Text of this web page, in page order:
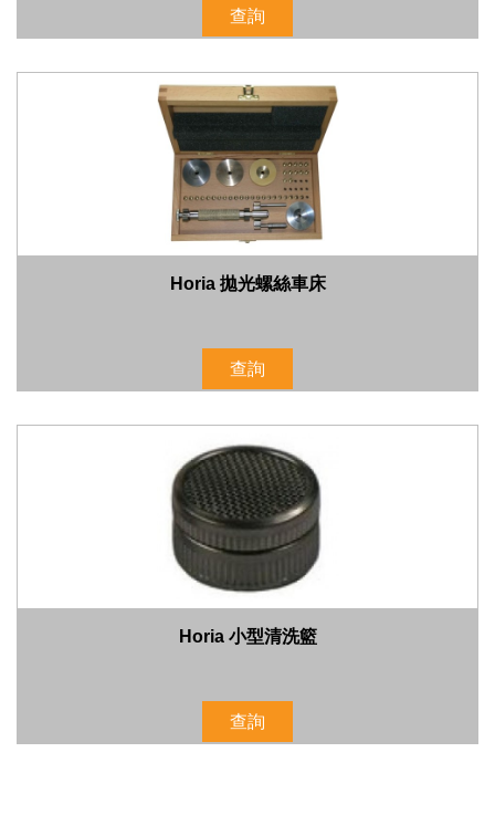
查詢
Horia 拋光螺絲車床
查詢
Horia 小型清洗籃
查詢